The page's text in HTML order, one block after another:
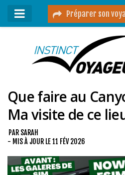
Préparer son
Mon podcast
Destinations
Mes ressources pour voyager
Guides voyages
Contact
Que faire au
Ma visite de ce
PAR SARAH
- MIS À JOUR LE11 FÉV 2026